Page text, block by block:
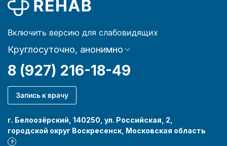
Включить версию для слабовидящих
Круглосуточно, анонимно
8 (927) 216-18-49
Запись к врачу
г. Белоозёрский, 140250, ул. Российская, 2,
городской округ Воскресенск, Московская область
?